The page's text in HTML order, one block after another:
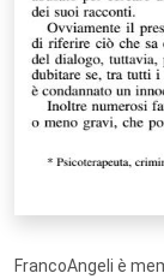
FrancoAngeli è